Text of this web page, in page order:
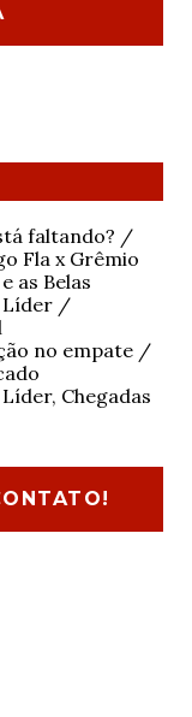
faltando? /
Fla x Grêmio
as Belas
Líder /
no empate /
Chegadas